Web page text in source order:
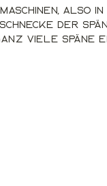
Maschinen,
der
viele Späne